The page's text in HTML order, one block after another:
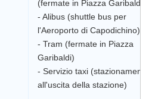
(fermate in Piazza Garibaldi)
- Alibus (shuttle bus per
l'Aeroporto di Capodichino)
- Tram (fermate in Piazza
Garibaldi)
- Servizio taxi (stazionamento